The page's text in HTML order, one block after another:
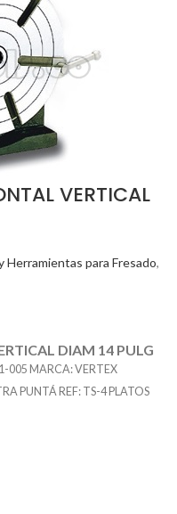
VERTICAL
Herramientas para Fresado,
DIAM 14 PULG
005 MARCA: VERTEX
PUNTÁ REF: TS-4 PLATOS